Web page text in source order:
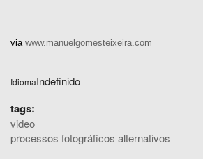
via www.manuelgomesteixeira.com
IdiomaIndefinido
tags:
video
processos fotográficos alternativos